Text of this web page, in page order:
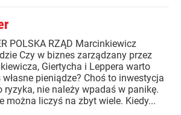
POLSKA RZĄD Marcinkiewicz
Czy w biznes zarządzany przez
Giertycha i Leppera warto
własne pieniądze? Choś to inwestycja
ryzyka, nie należy wpadaś w panikę.
można liczyś na zbyt wiele. Kiedy...